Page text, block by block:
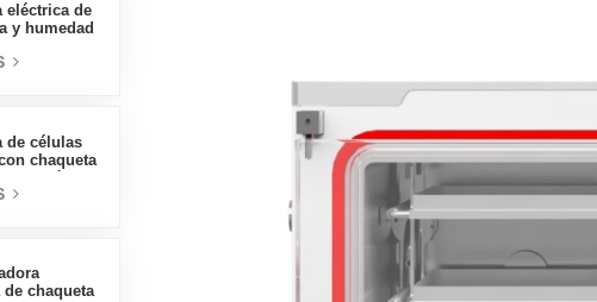
eléctrica de
y humedad
de
de células
chaqueta
chaqueta